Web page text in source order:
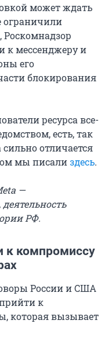
может ждать
ограничили
Роскомнадзор
к мессенджеру и
его
блокирования
ресурса все-
есть, так
отличается
мы писализдесь.
—
РФ.
к компромиссу
России и США
к
которая вызывает